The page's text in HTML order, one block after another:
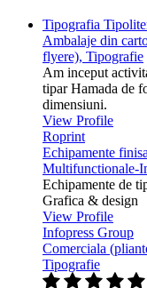
Tipografia
Ambalaje din
flyere), Tipografie
Am inceput
tipar Hamada de
dimensiuni.
View Profile
Roprint
Echipamente
Multifunctionale-
Echipamente de
Grafica & design
View Profile
Infopress Group
Comerciala
Tipografie